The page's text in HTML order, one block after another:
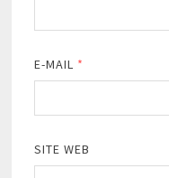
E-MAIL *
SITE WEB